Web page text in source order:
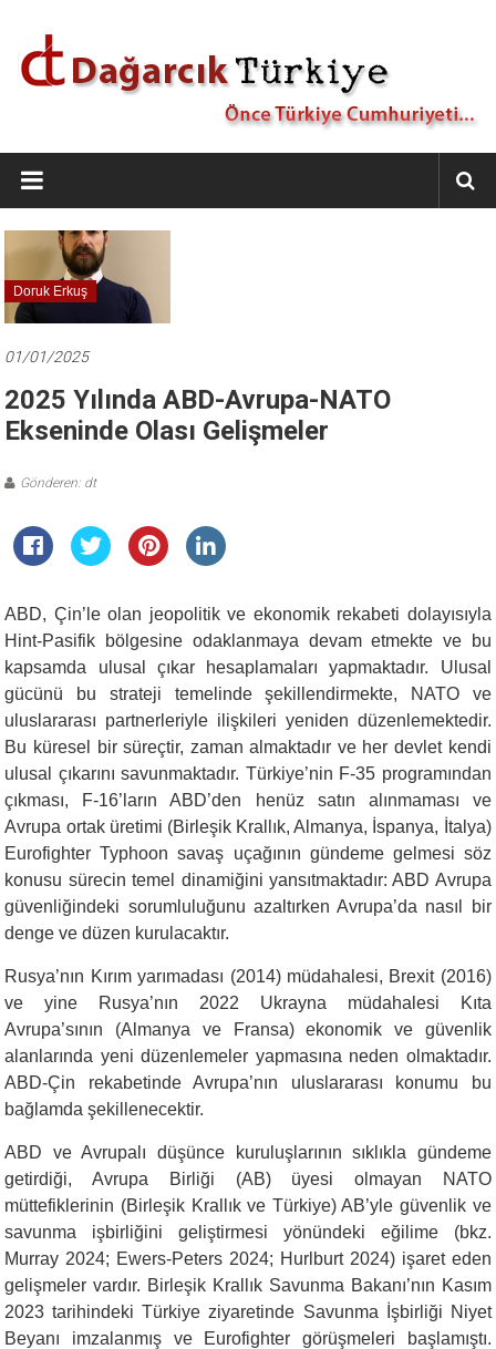
Dağarcık
Türkiye
Önce
Cumhuriyeti…
Doruk Erkuş
01/01/2025
2025 Yılında ABD-Avrupa-NATO
Ekseninde Olası Gelişmeler
Gönderen: dt
ABD, Çin’le olan jeopolitik ve ekonomik rekabeti dolayısıyla
Hint-Pasifik bölgesine odaklanmaya devam etmekte ve bu
kapsamda ulusal çıkar hesaplamaları yapmaktadır. Ulusal
gücünü bu strateji temelinde şekillendirmekte, NATO ve
uluslararası partnerleriyle ilişkileri yeniden düzenlemektedir.
Bu küresel bir süreçtir, zaman almaktadır ve her devlet kendi
ulusal çıkarını savunmaktadır. Türkiye’nin F-35 programından
çıkması, F-16’ların ABD’den henüz satın alınmaması ve
Avrupa ortak üretimi (Birleşik Krallık, Almanya, İspanya, İtalya)
Eurofighter Typhoon savaş uçağının gündeme gelmesi söz
konusu sürecin temel dinamiğini yansıtmaktadır: ABD Avrupa
güvenliğindeki sorumluluğunu azaltırken Avrupa’da nasıl bir
denge ve düzen kurulacaktır.
Rusya’nın Kırım yarımadası (2014) müdahalesi, Brexit (2016)
ve yine Rusya’nın 2022 Ukrayna müdahalesi Kıta
Avrupa’sının (Almanya ve Fransa) ekonomik ve güvenlik
alanlarında yeni düzenlemeler yapmasına neden olmaktadır.
ABD-Çin rekabetinde Avrupa’nın uluslararası konumu bu
bağlamda şekillenecektir.
ABD ve Avrupalı düşünce kuruluşlarının sıklıkla gündeme
getirdiği, Avrupa Birliği (AB) üyesi olmayan NATO
müttefiklerinin (Birleşik Krallık ve Türkiye) AB’yle güvenlik ve
savunma işbirliğini geliştirmesi yönündeki eğilime (bkz.
Murray 2024; Ewers-Peters 2024; Hurlburt 2024)işaret eden
gelişmeler vardır. Birleşik Krallık Savunma Bakanı’nın Kasım
2023 tarihindeki Türkiye ziyaretinde Savunma İşbirliği Niyet
Beyanı imzalanmış ve Eurofighter görüşmeleri başlamıştı.